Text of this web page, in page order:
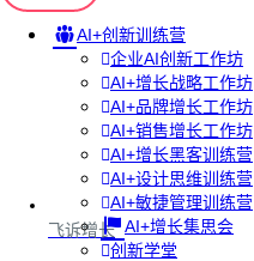
AI+创新训练营
企业AI创新工作坊
AI+增长战略工作坊
AI+品牌增长工作坊
AI+销售增长工作坊
AI+增长黑客训练营
AI+设计思维训练营
AI+敏捷管理训练营
AI+增长集思会
创新学堂
飞诉增长